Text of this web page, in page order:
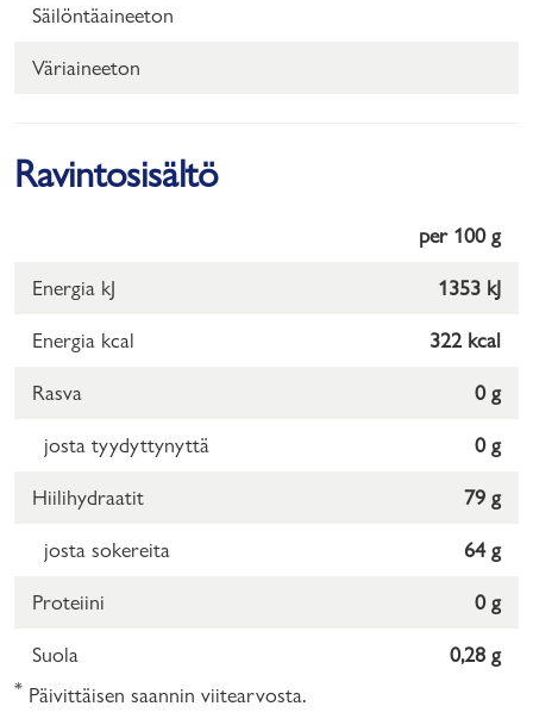
Säilöntäaineeton
Väriaineeton
Ravintosisältö
per 100 g
Energia kJ 1353 kJ
Energia kcal 322 kcal
Rasva 0 g
josta tyydyttynyttä 0 g
Hiilihydraatit 79 g
josta sokereita 64 g
Proteiini 0 g
Suola 0,28 g
* Päivittäisen saannin viitearvosta.